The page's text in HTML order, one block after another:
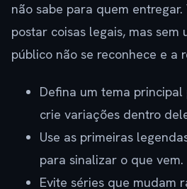
não sabe para quem
postar coisas legais, mas sem
público não se reconhece e a
Defina um tema principal
crie variações dentro
Use as primeiras
para sinalizar o que vem.
Evite séries que mudam